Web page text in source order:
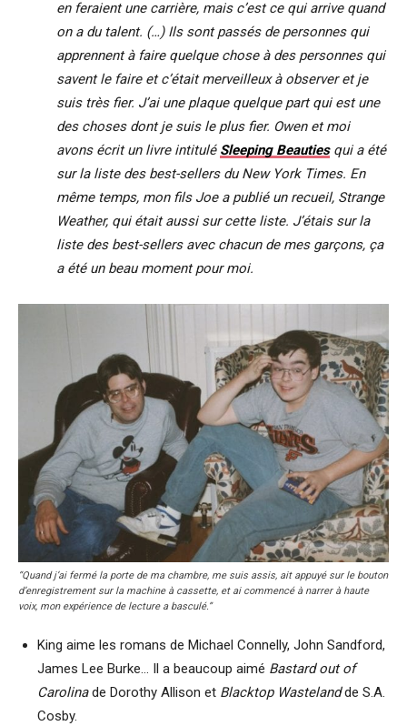
en feraient une carrière, mais c’est ce qui arrive quand
on a du talent. (…) Ils sont passés de personnes qui
apprennent à faire quelque chose à des personnes qui
savent le faire et c’était merveilleux à observer et je
suis très fier. J’ai une plaque quelque part qui est une
des choses dont je suis le plus fier. Owen et moi
avons écrit un livre intitulé Sleeping Beautiesqui a été
sur la liste des best-sellers du New York Times. En
même temps, mon fils Joe a publié un recueil, Strange
Weather, qui était aussi sur cette liste. J’étais sur la
liste des best-sellers avec chacun de mes garçons, ça
a été un beau moment pour moi.
“Quand j’ai fermé la porte de ma chambre, me suis assis, ait appuyé sur le bouton
d’enregistrement sur la machine à cassette, et ai commencé à narrer à haute
voix, mon expérience de lecture a basculé.”
King aime les romans de Michael Connelly, John Sandford,
James Lee Burke… Il a beaucoup aimé Bastard out of
Carolinade Dorothy Allison et Blacktop Wastelandde S.A.
Cosby.